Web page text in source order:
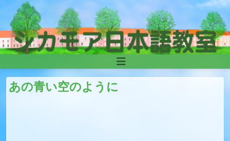
Skip to content
Main
Navigation
あの青い空のように